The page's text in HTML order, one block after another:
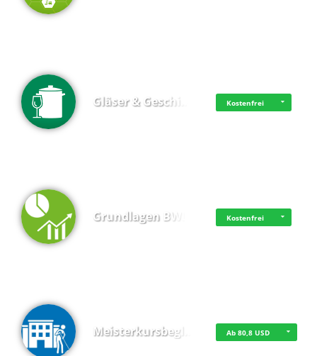
Gläser & Geschi… Kostenfrei
Grundlagen BWL Kostenfrei
Meisterkursbegl… Ab 80,8 USD